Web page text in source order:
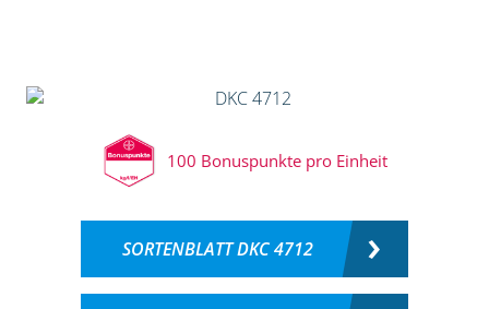
100 Bonuspunkte pro Einheit
SORTENBLATT DKC 4712